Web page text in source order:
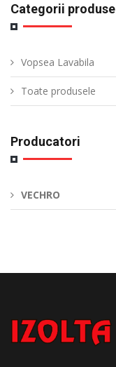
Categorii produse
Vopsea Lavabila
Toate produsele
Producatori
VECHRO